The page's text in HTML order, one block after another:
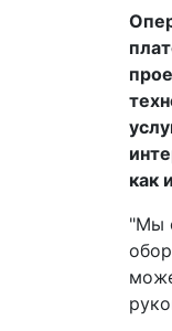
как
"Мы